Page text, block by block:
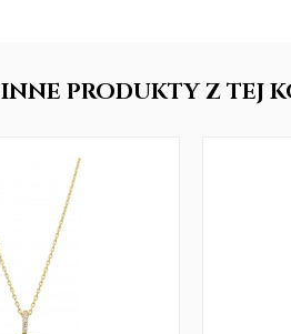
INNE PRODUKTYZ TEJ